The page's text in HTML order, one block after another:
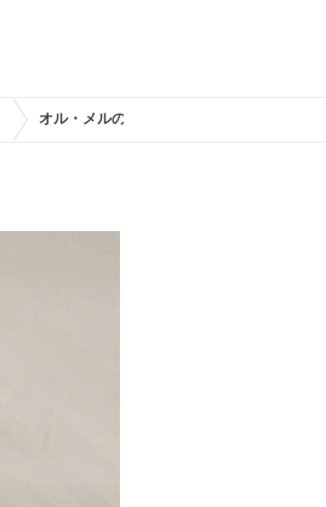
オル・メルのミニスナックケース